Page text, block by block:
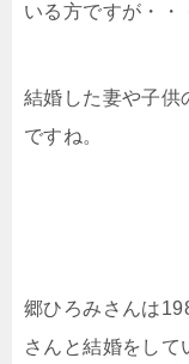
いる方ですが・・
結婚した妻や子供
ですね。
郷ひろみさんは
さんと結婚をして